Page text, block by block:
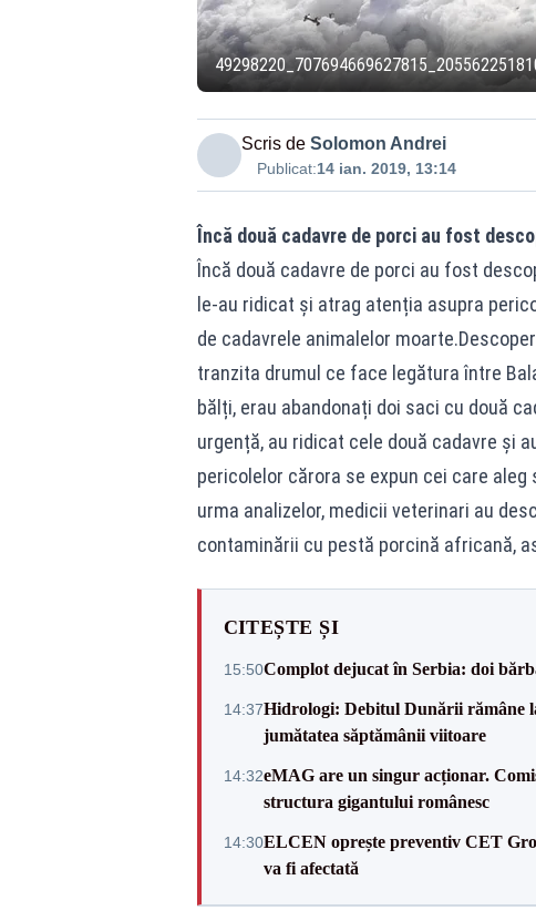
Scris de Solomon Andrei
Publicat:14 ian. 2019, 13:14
Încă două cadavre de porci au fost
Încă două cadavre de porci au fost
le-au ridicat și atrag atenția asupra
de cadavrele animalelor
tranzita drumul ce face legătura între
bălți, erau abandonați doi saci cu două
urgență, au ridicat cele două cadavre și
pericolelor cărora se expun cei care
urma analizelor, medicii veterinari au
contaminării cu pestă porcină africană,
CITEȘTE ȘI
15:50Complot dejucat în Serbia: doi
14:37Hidrologi: Debitul Dunării rămâne
jumătatea săptămânii viitoare
14:32eMAG are un singur acționar.
structura gigantului românesc
14:30ELCEN oprește preventiv CET
va fi afectată